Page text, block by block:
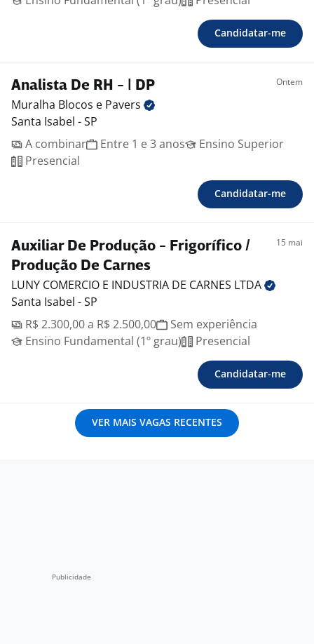
Candidatar-me
Analista De RH - | DP Ontem
Muralha Blocos e Pavers
Santa Isabel - SP
A combinar
Entre 1 e 3 anos
Ensino Superior
Presencial
Candidatar-me
Auxiliar De Produção - Frigorífico /
Produção De Carnes
15 mai
LUNY COMERCIO E INDUSTRIA DE CARNES LTDA
Santa Isabel - SP
R$ 2.300,00 a R$ 2.500,00
Sem experiência
Ensino Fundamental (1º grau)
Presencial
Candidatar-me
VER MAIS VAGAS RECENTES